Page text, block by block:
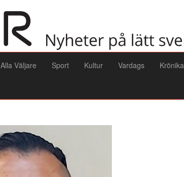
Alla Väljare Sport Kultur Vardags Krönika